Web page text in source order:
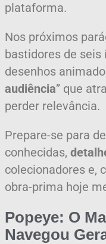
plataforma.
Nos próximos
bastidores de seis
desenhos
audiência” que
perder relevância.
Prepare-se para
conhecidas,
colecionadores e,
obra-prima hoje
Popeye: O
Navegou